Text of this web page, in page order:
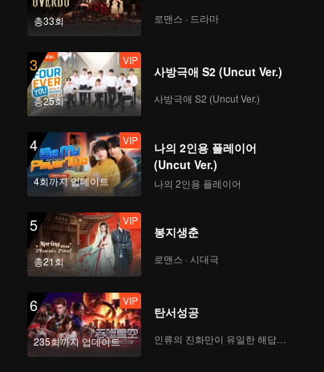
총33회 로맨스 · 드라마
3
총25회
VIP
사방극애 S2 (Uncut Ver.)
사방극애 S2 (Uncut Ver.)
4
4회까지 업데이트
VIP
나의 2인용 플레이어
(Uncut Ver.)
나의 2인용 플레이어
5
총21회
VIP
봉지생춘
로맨스 · 시대극
6
235회까지 업데이트
VIP
탄서성공
인류의 진화만이 유일한 해답이다